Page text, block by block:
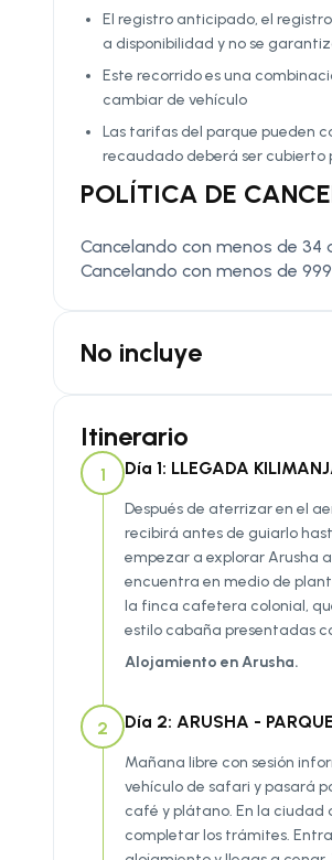
El registro anticipado, el
a disponibilidad y no se
Este recorrido es una
cambiar de vehículo
Las tarifas del parque pueden
recaudado deberá ser cubierto
POLÍTICA DE
Cancelando con menos de 34
Cancelando con menos de
No incluye
Itinerario
1 Día 1: LLEGADA
Después de aterrizar en el
recibirá antes de guiarlo
empezar a explorar Arusha
encuentra en medio de
la finca cafetera colonial,
estilo cabaña presentadas
Alojamiento en Arusha.
2 Día 2: ARUSHA -
Mañana libre con sesión
vehículo de safari y pasará
café y plátano. En la ciudad
completar los trámites.